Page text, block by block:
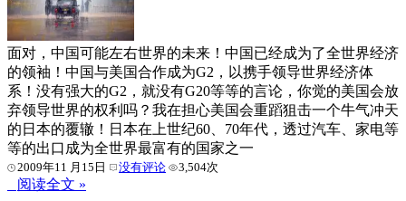
面对，中国可能左右世界的未来！中国已经成为了全世界经济
的领袖！中国与美国合作成为G2，以携手领导世界经济体
系！没有强大的G2，就没有G20等等的言论，你觉的美国会放
弃领导世界的权利吗？我在担心美国会重蹈狙击一个牛气冲天
的日本的覆辙！日本在上世纪60、70年代，透过汽车、家电等
等的出口成为全世界最富有的国家之一
2009年11 月15日 没有评论 3,504次
阅读全文 »